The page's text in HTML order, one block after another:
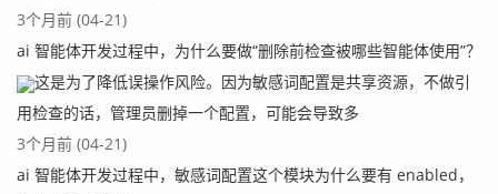
3个月前 (04-21)
ai 智能体开发过程中，为什么要做“删除前检查被哪些智能体使用”？
这是为了降低误操作风险。因为敏感词配置是共享资源，不做引
用检查的话，管理员删掉一个配置，可能会导致多
3个月前 (04-21)
ai 智能体开发过程中，敏感词配置这个模块为什么要有 enabled，